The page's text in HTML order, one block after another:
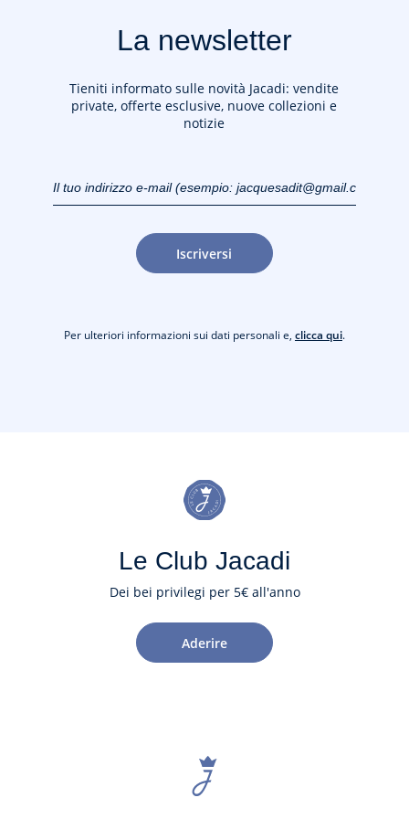
La newsletter
Tieniti informato sulle novità Jacadi: vendite
private, offerte esclusive, nuove collezioni e
notizie
(esempio:
jacquesadit@gmail.com)
Iscriversi
Per ulteriori informazioni sui dati personali e, clicca qui.
Le Club Jacadi
Dei bei privilegi per 5€ all'anno
Aderire